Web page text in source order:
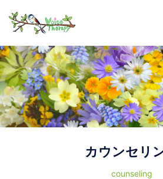
カウンセリ
counseling